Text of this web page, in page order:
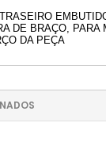
DE BRAÇO, PARA
DA PEÇA